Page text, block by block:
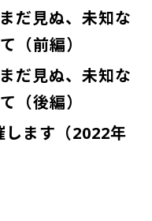
だ見ぬ、未知な
（前編）
だ見ぬ、未知な
（後編）
します（2022年